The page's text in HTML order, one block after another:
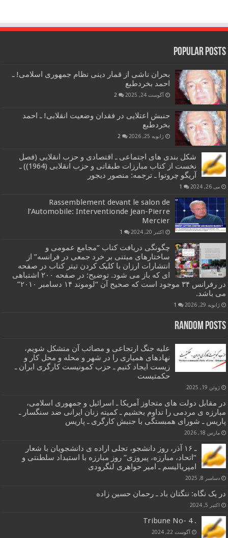
Popular Posts
بحران ناشی از قمار دینی نظام جمهوری اسلامی! ـ
احمد بخردطبع
آگوست 24, 2025 2
جنبش اعتلایی در فقدان وضعیت انقلابی! ـ احمد
بخردطبع
ژانویه 25, 2026 2
شکل بندی های اجتماعی ـ اقتصادی و حزب انقلابی (فصل
نخست از کتاب مبارزات طبقاتی و حزب انقلابی (1964)) ـ
آریگو چروتوا ـ ترجمه: منصور دیجور
می 26, 2024 1
Rassemblement devant le salon de
l’Automobile: Interventionde Jean-Pierre
Mercier
اکتبر 20, 2024 1
چگونگی دریافت کتاب “مجامع عمومی و
ساختارهای مبتنی بر خرد جمعی در فرانسه” از
انتشارات ارزان با کلیک کردن تیتر کتاب در صفحه
ای که باز می شود. توضیح: در صفحه ۲۰۰ اشتباهی
در رفرانس ۳۴ موجود است که صحیح آن “لوموند ۱۴ دسامبر ۲۰۱۰”
می باشد.
ژانویه 29, 2026 1
Random Posts
علیه جنگ ارتجاعی و مصائب آن متشکل شویم،
نهادهای همیاری را در شهر و محله و محل کار و
زیست ایجاد کنیم ـ حزب کمونیست کارگری ایران ـ
حکمتیست
ژوئن 19, 2025
در مقابل دولت های متجاوز آمریکا ـ اسرائیل و جمهوری اسلامی،
مبارزه ی مردمی را تداوم بخشیم ـ کمیته زنان ایرانی ضد سنگسار ـ
پاریس ـ شورای همبستگی با جنبش کارگری ـ پاریس
مارس 18, 2026
ـ ۱۶ آذر، روز دانشجو، تجلی اراده ی دانشجویان با شعار
“اتحاد، مبارزه، پیروزی” روز مبارزه با استبداد سلطنتی و
امپریالیسم ـ امیر جواهری لنگرودی
دسامبر 8, 2025
در یک نگاه: ننگتان باد ـ رحمان حسین زاده
اکتبر 5, 2024
. 4 -Tribune No
آگوست 22, 2024